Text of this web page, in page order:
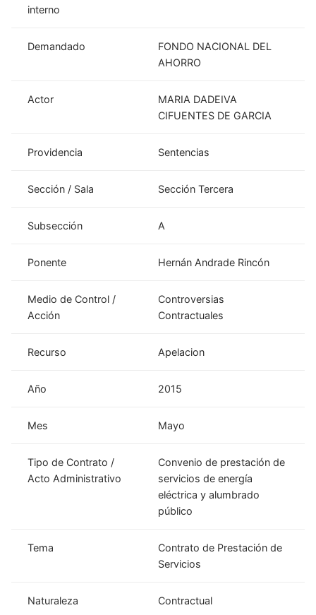
interno
Demandado
FONDO NACIONAL DEL
AHORRO
Actor
MARIA DADEIVA
CIFUENTES DE GARCIA
Providencia Sentencias
Sección / Sala Sección Tercera
Subsección A
Ponente Hernán Andrade Rincón
Medio de Control /
Acción
Controversias
Contractuales
Recurso Apelacion
Año 2015
Mes Mayo
Tipo de Contrato /
Acto Administrativo
Convenio de prestación de
servicios de energía
eléctrica y alumbrado
público
Tema
Contrato de Prestación de
Servicios
Naturaleza Contractual